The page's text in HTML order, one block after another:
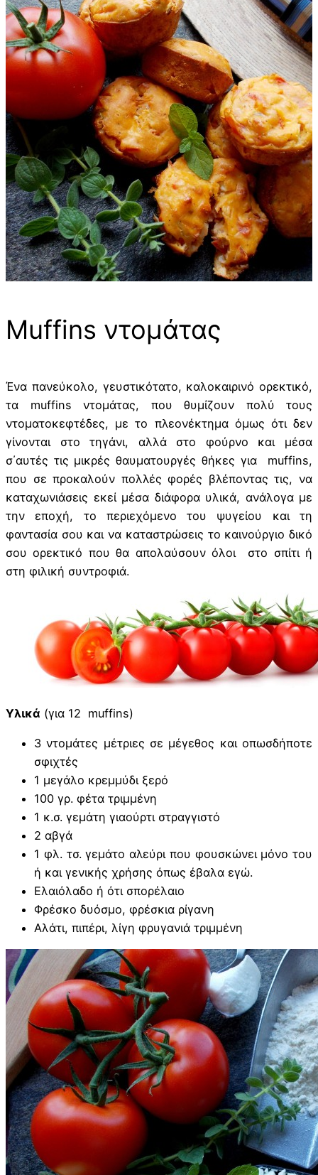
Muffins ντομάτας
Ένα πανεύκολο, γευστικότατο, καλοκαιρινό ορεκτικό,
τα muffins ντομάτας, που θυμίζουν πολύ τους
ντοματοκεφτέδες, με το πλεονέκτημα όμως ότι δεν
γίνονται στο τηγάνι, αλλά στο φούρνο και μέσα
σ΄αυτές τις μικρές θαυματουργές θήκες για muffins,
που σε προκαλούν πολλές φορές βλέποντας τις, να
καταχωνιάσεις εκεί μέσα διάφορα υλικά, ανάλογα με
την εποχή, το περιεχόμενο του ψυγείου και τη
φαντασία σου και να καταστρώσεις το καινούργιο δικό
σου ορεκτικό που θα απολαύσουν όλοι στο σπίτι ή
στη φιλική συντροφιά.
Υλικά (για 12 muffins)
3 ντομάτες μέτριες σε μέγεθος και οπωσδήποτε
σφιχτές
1 μεγάλο κρεμμύδι ξερό
100 γρ. φέτα τριμμένη
1 κ.σ. γεμάτη γιαούρτι στραγγιστό
2 αβγά
1 φλ. τσ. γεμάτο αλεύρι που φουσκώνει μόνο του
ή και γενικής χρήσης όπως έβαλα εγώ.
Ελαιόλαδο ή ότι σπορέλαιο
Φρέσκο δυόσμο, φρέσκια ρίγανη
Αλάτι, πιπέρι, λίγη φρυγανιά τριμμένη